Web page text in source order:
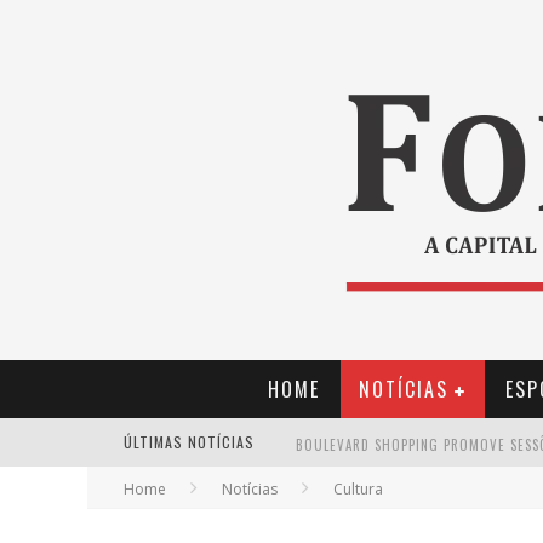
HOME NOTÍCIAS
ÚLTIMAS NOTÍCIAS
Home Notícias Cultura